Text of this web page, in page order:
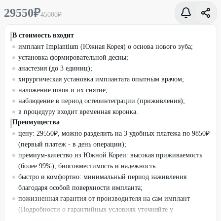
29550₽45000₽
В стоимость входит
имплант Implantium (Южная Корея) о основа нового зуба;
установка формировательной десны;
анастезия (до 3 единиц);
хирургическая установка имплантата опытным врачом;
наложение швов и их снятие;
наблюдение в период остеоинтеграции (приживления);
в процедуру входит временная коронка.
Преимущества
цену: 29550₽, можно разделить на 3 удобных платежа по 9850₽
(первый платеж - в день операции);
премиум-качество из Южной Кореи: высокая приживаемость
(более 99%), биосовместимость и надежность.
быстро и комфортно: минимальный период заживления
благодаря особой поверхности импланта;
пожизненная гарантия от производителя на сам имплант
(Подробности о гарантийных условиях уточняйте у